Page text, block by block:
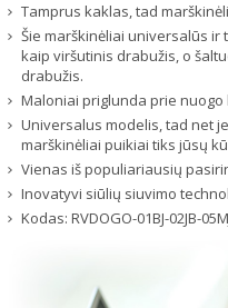
Tamprus kaklas, tad
Šie marškinėliai universalūs ir
kaip viršutinis drabužis, o
drabužis.
Maloniai priglunda prie
Universalus modelis, tad net
marškinėliai puikiai tiks jūsų
Vienas iš populiariausių
Inovatyvi siūlių siuvimo
Kodas: RVDOGO-01BJ-02JB-